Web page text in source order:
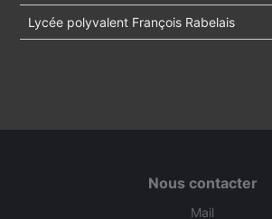
Lycée polyvalent François Rabelais
Nous contacter
Mail